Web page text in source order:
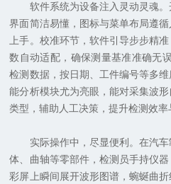
软件系统为设备注入灵动灵魂。
界面简洁易懂，图标与菜单布局遵
上手。校准环节，软件引导步步精
数自动适配，确保测量基准准确无
检测数据，按日期、工件编号等多
能分析模块尤为亮眼，能对采集波
类型，辅助人工决策，提升检测效率
实际操作中，尽显便利。在汽车
体、曲轴等零部件，检测员手持仪
彩屏上瞬间展开波形图谱，蜿蜒曲